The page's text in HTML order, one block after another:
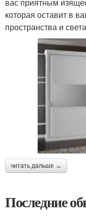
вас приятным
которая оставит в
пространства и
читать дальше →
Последние